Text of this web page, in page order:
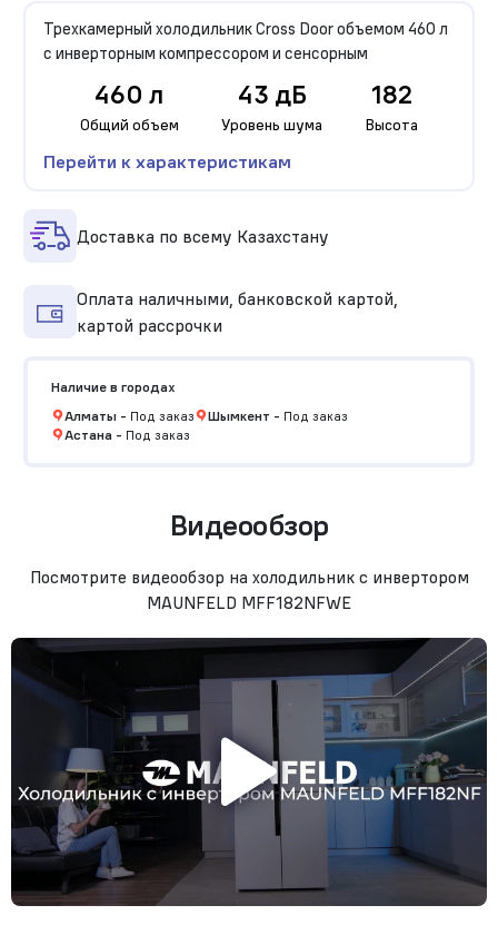
Трехкамерный холодильник Cross Door объемом 460 л
с инверторным компрессором и сенсорным
460 л
Общий объем
43 дБ
Уровень шума
182
Высота
Перейти к характеристикам
Доставка по всему Казахстану
Оплата наличными, банковской картой,
картой рассрочки
Наличие в городах
Алматы- Под заказ Шымкент - Под заказ
Астана- Под заказ
Видеообзор
Посмотрите видеообзор на холодильник с инвертором
MAUNFELD MFF182NFWE